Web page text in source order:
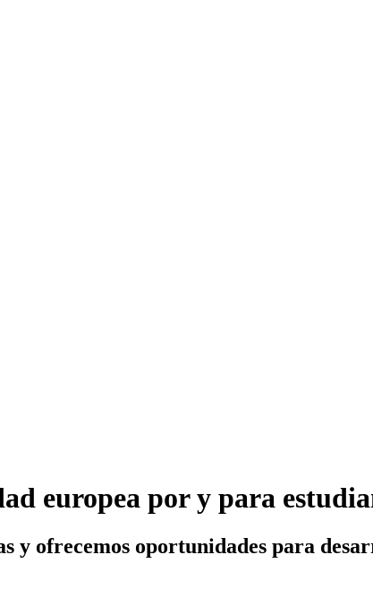
europea por y para
y ofrecemos oportunidades para